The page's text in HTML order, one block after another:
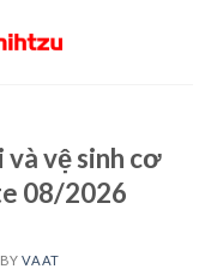
và vệ sinh cơ
08/2026
BYVAAT